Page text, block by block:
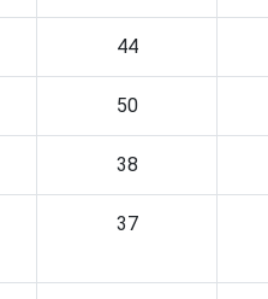
44
50
38
37